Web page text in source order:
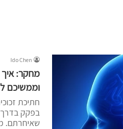
Ido Chen
מחקר: איך
וממשיכם
חתיכת
בפקק בדרך
שאיחרתם.